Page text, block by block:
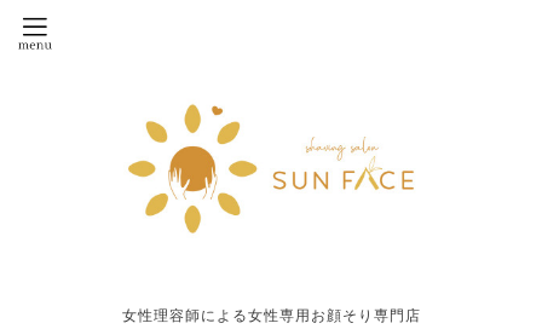
女性理容師による女性専用お顔そり専門店